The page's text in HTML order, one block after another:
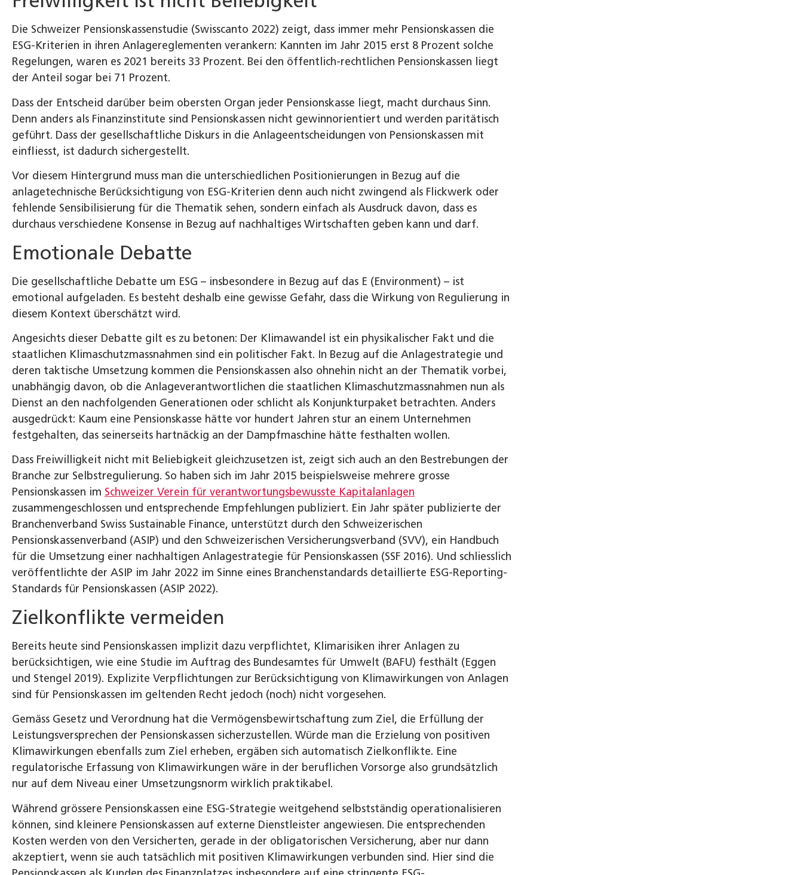
Die Schweizer Pensionskassenstudie (Swisscanto 2022) zeigt, dass immer mehr Pensionskassen die
ESG-Kriterien in ihren Anlagereglementen verankern: Kannten im Jahr 2015 erst 8 Prozent solche
Regelungen, waren es 2021 bereits 33 Prozent. Bei den öffentlich-rechtlichen Pensionskassen liegt
der Anteil sogar bei 71 Prozent.
Dass der Entscheid darüber beim obersten Organ jeder Pensionskasse liegt, macht durchaus Sinn.
Denn anders als Finanzinstitute sind Pensionskassen nicht gewinnorientiert und werden paritätisch
geführt. Dass der gesellschaftliche Diskurs in die Anlageentscheidungen von Pensionskassen mit
einfliesst, ist dadurch sichergestellt.
Vor diesem Hintergrund muss man die unterschiedlichen Positionierungen in Bezug auf die
anlagetechnische Berücksichtigung von ESG-Kriterien denn auch nicht zwingend als Flickwerk oder
fehlende Sensibilisierung für die Thematik sehen, sondern einfach als Ausdruck davon, dass es
durchaus verschiedene Konsense in Bezug auf nachhaltiges Wirtschaften geben kann und darf.
Emotionale Debatte
Die gesellschaftliche Debatte um ESG – insbesondere in Bezug auf das E (Environment) – ist
emotional aufgeladen. Es besteht deshalb eine gewisse Gefahr, dass die Wirkung von Regulierung in
diesem Kontext überschätzt wird.
Angesichts dieser Debatte gilt es zu betonen: Der Klimawandel ist ein physikalischer Fakt und die
staatlichen Klimaschutzmassnahmen sind ein politischer Fakt. In Bezug auf die Anlagestrategie und
deren taktische Umsetzung kommen die Pensionskassen also ohnehin nicht an der Thematik vorbei,
unabhängig davon, ob die Anlageverantwortlichen die staatlichen Klimaschutzmassnahmen nun als
Dienst an den nachfolgenden Generationen oder schlicht als Konjunkturpaket betrachten. Anders
ausgedrückt: Kaum eine Pensionskasse hätte vor hundert Jahren stur an einem Unternehmen
festgehalten, das seinerseits hartnäckig an der Dampfmaschine hätte festhalten wollen.
Dass Freiwilligkeit nicht mit Beliebigkeit gleichzusetzen ist, zeigt sich auch an den Bestrebungen der
Branche zur Selbstregulierung. So haben sich im Jahr 2015 beispielsweise mehrere grosse
Pensionskassen im Schweizer Verein für verantwortungsbewusste Kapitalanlagen
zusammengeschlossen und entsprechende Empfehlungen publiziert. Ein Jahr später publizierte der
Branchenverband Swiss Sustainable Finance, unterstützt durch den Schweizerischen
Pensionskassenverband (ASIP) und den Schweizerischen Versicherungsverband (SVV), ein Handbuch
für die Umsetzung einer nachhaltigen Anlagestrategie für Pensionskassen (SSF 2016). Und schliesslich
veröffentlichte der ASIP im Jahr 2022 im Sinne eines Branchenstandards detaillierte ESG-Reporting-
Standards für Pensionskassen (ASIP 2022).
Zielkonflikte vermeiden
Bereits heute sind Pensionskassen implizit dazu verpflichtet, Klimarisiken ihrer Anlagen zu
berücksichtigen, wie eine Studie im Auftrag des Bundesamtes für Umwelt (BAFU) festhält (Eggen
und Stengel 2019). Explizite Verpflichtungen zur Berücksichtigung von Klimawirkungen von Anlagen
sind für Pensionskassen im geltenden Recht jedoch (noch) nicht vorgesehen.
Gemäss Gesetz und Verordnung hat die Vermögensbewirtschaftung zum Ziel, die Erfüllung der
Leistungsversprechen der Pensionskassen sicherzustellen. Würde man die Erzielung von positiven
Klimawirkungen ebenfalls zum Ziel erheben, ergäben sich automatisch Zielkonflikte. Eine
regulatorische Erfassung von Klimawirkungen wäre in der beruflichen Vorsorge also grundsätzlich
nur auf dem Niveau einer Umsetzungsnorm wirklich praktikabel.
Während grössere Pensionskassen eine ESG-Strategie weitgehend selbstständig operationalisieren
können, sind kleinere Pensionskassen auf externe Dienstleister angewiesen. Die entsprechenden
Kosten werden von den Versicherten, gerade in der obligatorischen Versicherung, aber nur dann
akzeptiert, wenn sie auch tatsächlich mit positiven Klimawirkungen verbunden sind. Hier sind die